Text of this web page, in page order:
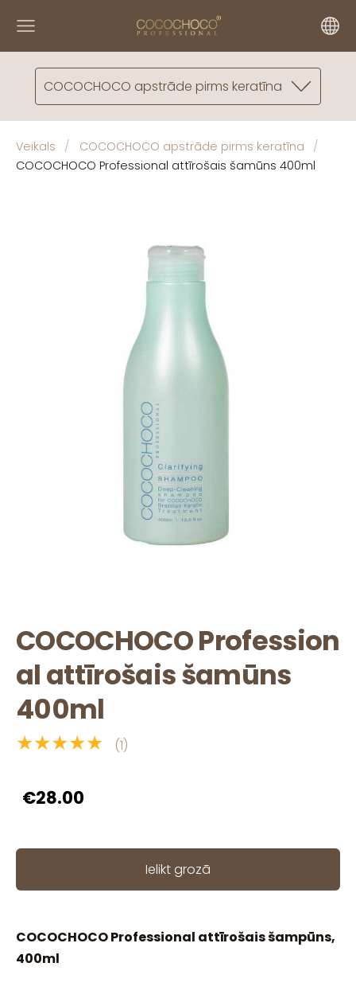
COCOCHOCO apstrāde pirms keratīna
Veikals
COCOCHOCO apstrāde pirms keratīna
COCOCHOCO Profession​al attīrošais šamūns 400ml
COCOCHOCO Profession​
al attīrošais šamūns
400ml
★★★★★ (1)
€28.00
Ielikt grozā
COCOCHOCO Professional attīrošais šampūns,
400ml